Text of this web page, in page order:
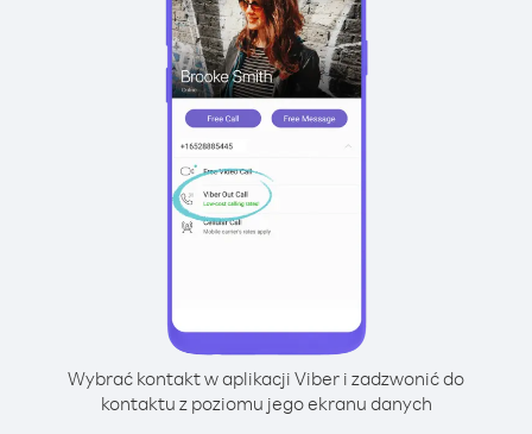
Wybrać kontakt w aplikacji Viber i zadzwonić do
kontaktu z poziomu jego ekranu danych